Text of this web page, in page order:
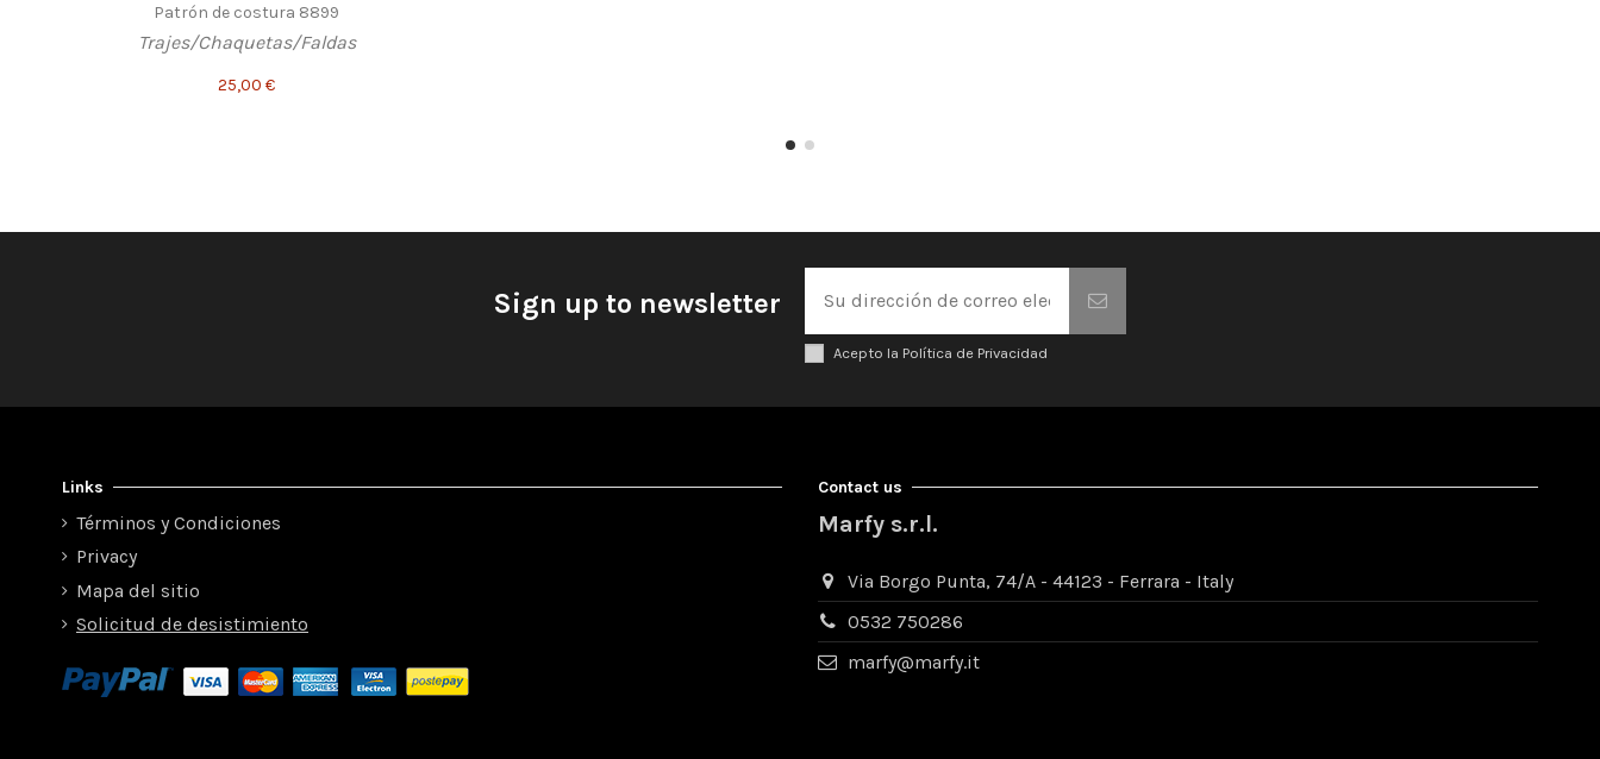
Patrón de costura 8899
Trajes/Chaquetas/Faldas
25,00 €
Sign up to newsletter
Acepto la Política de Privacidad
Links
Términos y Condiciones
Privacy
Mapa del sitio
Solicitud de desistimiento
Contact us
Marfy s.r.l.
Via Borgo Punta, 74/A - 44123 - Ferrara - Italy
0532 750286
marfy@marfy.it